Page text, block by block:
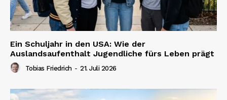
Ein Schuljahr in den USA: Wie der
Auslandsaufenthalt Jugendliche fürs Leben prägt
Tobias Friedrich - 21. Juli 2026